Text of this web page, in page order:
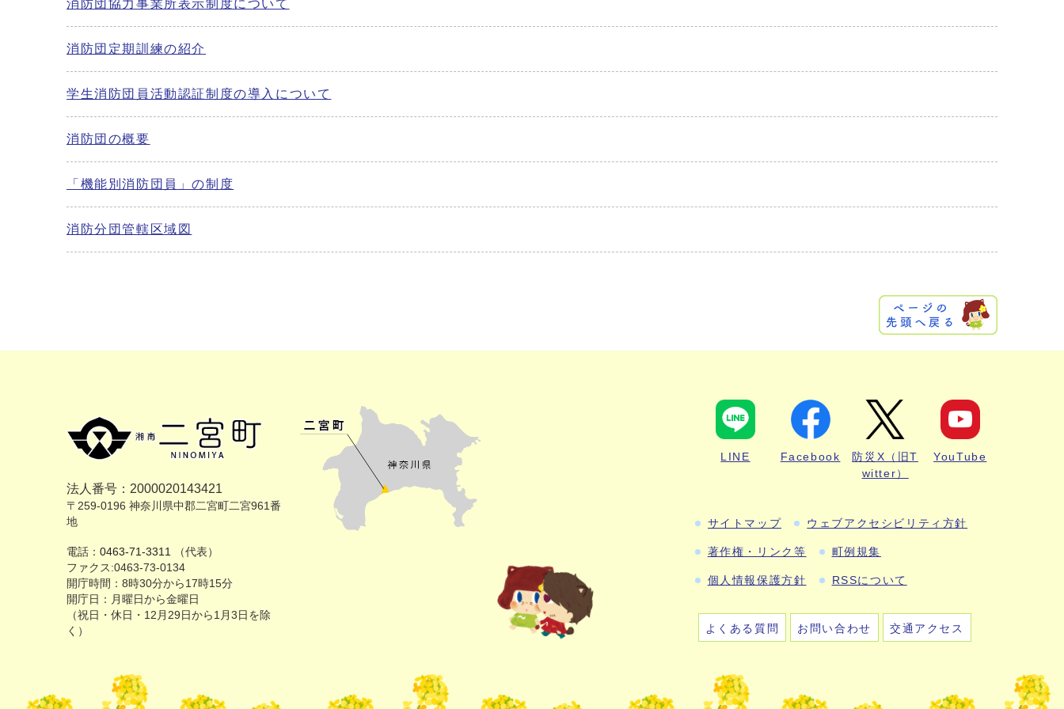
消防団協力事業所表示制度について
消防団定期訓練の紹介
学生消防団員活動認証制度の導入について
消防団の概要
「機能別消防団員」の制度
消防分団管轄区域図
法人番号：2000020143421
〒259-0196 神奈川県中郡二宮町二宮961番
地
電話： 0463-71-3311
（代表）
ファクス:0463-73-0134
開庁時間：8時30分から17時15分
開庁日：月曜日から金曜日
（祝日・休日・12月29日から1月3日を除
く）
LINE Facebook
防災X（旧T
witter）
YouTube
サイトマップ ウェブアクセシビリティ方針
著作権・リンク等 町例規集
個人情報保護方針 RSSについて
よくある質問 お問い合わせ 交通アクセス